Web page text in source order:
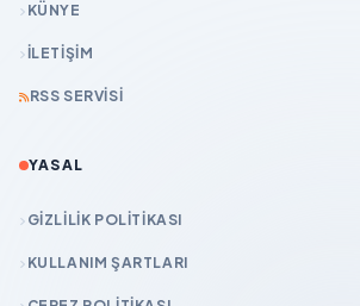
KÜNYE
İLETIŞIM
RSS SERVISI
YASAL
GIZLILIK POLITIKASI
KULLANIM ŞARTLARI